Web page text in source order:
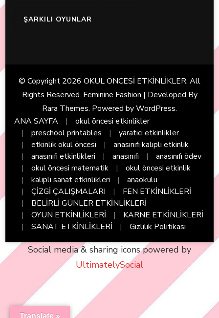
ŞARKILI OYUNLAR
© Copyright 2026 OKUL ÖNCESİ ETKİNLİKLER. All
Rights Reserved. Feminine Fashion | Developed By
Rara Themes. Powered byWordPress.
ANA SAYFA
okul öncesi etkinlikler
preschool printables
yaratıcı etkinlikler
etkinlik okul öncesi
anasınıfı kalıplı etkinlik
anasınıfı etkinlikleri
anasınıfı
anasınıfı ödev
okul öncesi matematik
okul öncesi etkinlik
kalıplı sanat etkinlikleri
anaokulu
ÇİZGİ ÇALIŞMALARI
FEN ETKİNLİKLERİ
BELİRLİ GÜNLER ETKİNLİKLERİ
OYUN ETKİNLİKLERİ
KARNE ETKİNLİKLERİ
SANAT ETKİNLİKLERİ
Gizlilik Politikası
Translate »
Social media & sharing icons powered by
UltimatelySocial